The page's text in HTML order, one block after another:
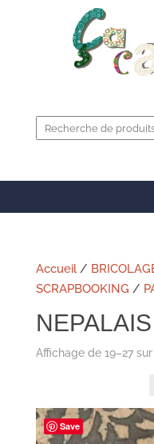
pour :
Accueil/
SCRAPBOOKING /
NEPALAIS
Affichage de 19–27
Save